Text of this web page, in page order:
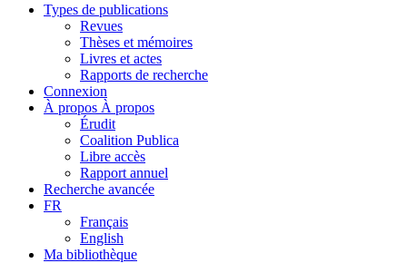
Types de publications
Revues
Thèses et mémoires
Livres et actes
Rapports de recherche
Connexion
À propos À propos
Érudit
Coalition Publica
Libre accès
Rapport annuel
Recherche avancée
FR
Français
English
Ma bibliothèque